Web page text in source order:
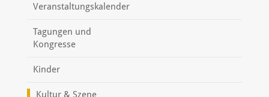
Veranstaltungskalender
Tagungen und
Kongresse
Kinder
Kultur & Szene